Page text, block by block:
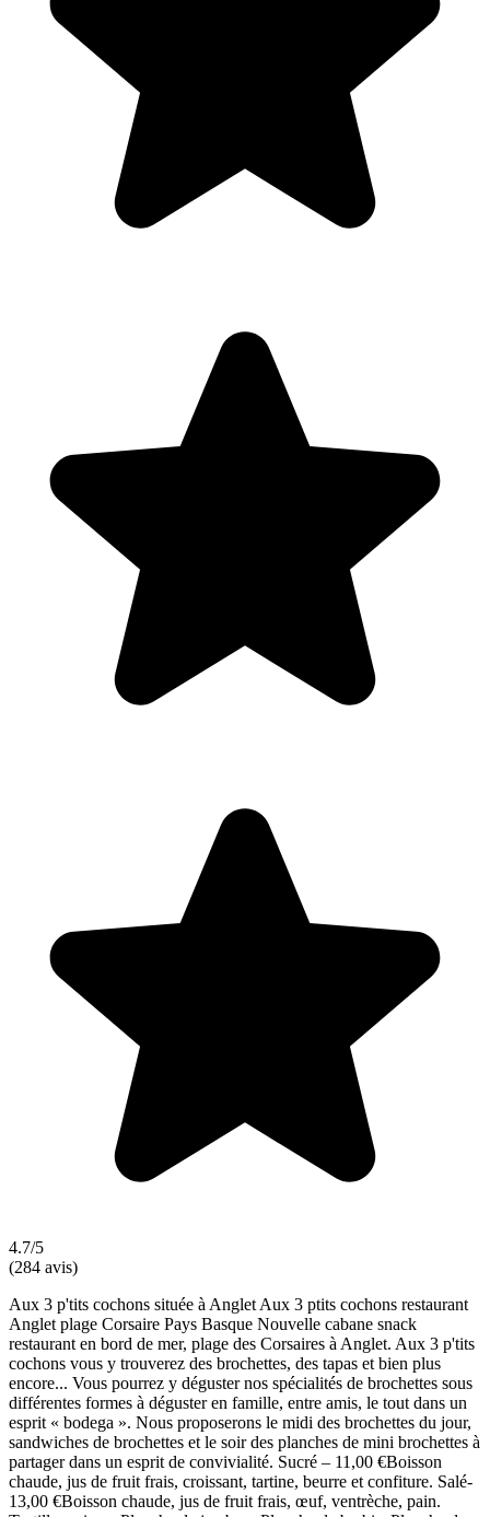
4.7/5
(284 avis)
Aux 3 p'tits cochons située à Anglet Aux 3 ptits cochons restaurant
Anglet plage Corsaire Pays Basque Nouvelle cabane snack
restaurant en bord de mer, plage des Corsaires à Anglet. Aux 3 p'tits
cochons vous y trouverez des brochettes, des tapas et bien plus
encore... Vous pourrez y déguster nos spécialités de brochettes sous
différentes formes à déguster en famille, entre amis, le tout dans un
esprit « bodega ». Nous proposerons le midi des brochettes du jour,
sandwiches de brochettes et le soir des planches de mini brochettes à
partager dans un esprit de convivialité. Sucré – 11,00 €Boisson
chaude, jus de fruit frais, croissant, tartine, beurre et confiture. Salé-
13,00 €Boisson chaude, jus de fruit frais, œuf, ventrèche, pain.